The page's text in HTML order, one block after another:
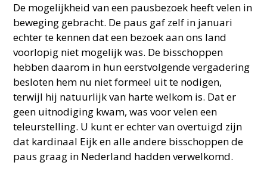
De mogelijkheid van een pausbezoek heeft velen in
beweging gebracht. De paus gaf zelf in januari
echter te kennen dat een bezoek aan ons land
voorlopig niet mogelijk was. De bisschoppen
hebben daarom in hun eerstvolgende vergadering
besloten hem nu niet formeel uit te nodigen,
terwijl hij natuurlijk van harte welkom is. Dat er
geen uitnodiging kwam, was voor velen een
teleurstelling. U kunt er echter van overtuigd zijn
dat kardinaal Eijk en alle andere bisschoppen de
paus graag in Nederland hadden verwelkomd.